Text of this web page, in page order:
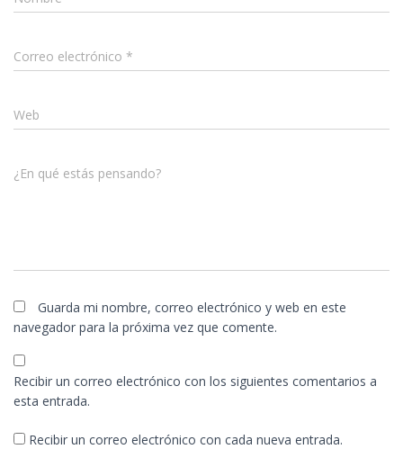
Correo electrónico *
Web
¿En qué estás pensando?
Guarda mi nombre, correo electrónico y web en este
navegador para la próxima vez que comente.
Recibir un correo electrónico con los siguientes comentarios a
esta entrada.
Recibir un correo electrónico con cada nueva entrada.